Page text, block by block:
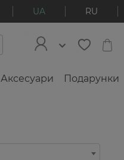
UA RU
Аксесуари Подарунки